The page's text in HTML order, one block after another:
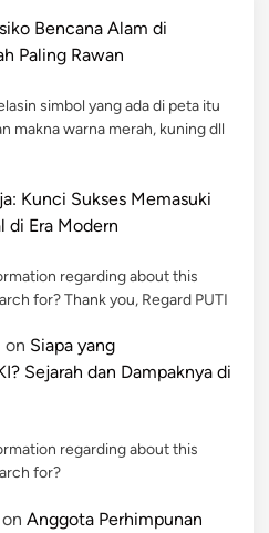
Bencana Alam di
Paling Rawan
simbol yang ada di peta itu
makna warna merah, kuning dll
Kunci Sukses Memasuki
di Era Modern
regarding about this
for? Thank you, Regard PUTI
on Siapa yang
Sejarah dan Dampaknya di
regarding about this
for?
on Anggota Perhimpunan